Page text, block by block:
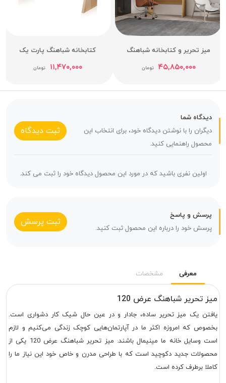
میز تحریر و کتابخانه شباهنگ
۴۵,۸۵۰,۰۰۰ تومان
کتابخانه شباهنگ پارت یک
۱۱,۴۷۰,۰۰۰ تومان
دیدگاه شما
دیگران را با نوشتن دیدگاه خود، برای انتخاب این
محصول راهنمایی کنید.
ثبت دیدگاه
اولین نفری باشید که در مورد این محصول دیدگاه خود را ثبت می کند.
پرسش و پاسخ
پرسش خود را درباره این محصول ثبت کنید.
ثبت پرسش
معرفی مشخصات
میز تحریر شباهنگ عرض 120
یافتن یک میز تحریر ساده، جادار و در عین حال شیک کار دشواری است.
بخصوص که امروزه اکثر ما در آپارتمان‌هایی کوچک زندگی می‌کنیم و لازم
است وسایل خانه ما مینیمال باشند. میز تحریر شباهنگ عرض 120 یکی از
محصولات جدید دکوچید است که با طراحی مدرن و خاص خود این نیاز ما را
کاملا برطرف کرده است.